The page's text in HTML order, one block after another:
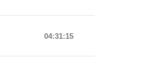
04:31:15